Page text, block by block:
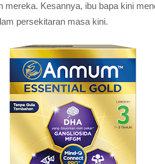
mereka. Kesannya, ibu bapa kini
persekitaran masa kini.